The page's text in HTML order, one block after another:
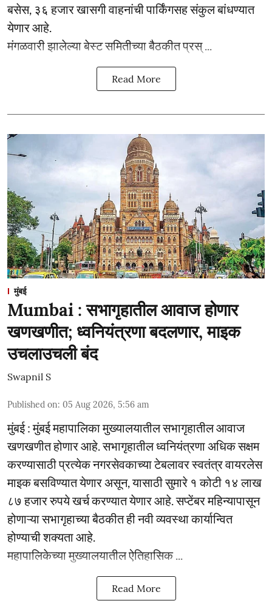
बसेस, ३६ हजार खासगी वाहनांची पार्किंगसह संकुल बांधण्यात
येणार आहे.
मंगळवारी झालेल्या बेस्ट समितीच्या बैठकीत प्रस् ...
Read More
मुंबई
Mumbai : सभागृहातील आवाज होणार
खणखणीत; ध्वनियंत्रणा बदलणार, माइक
उचलाउचली बंद
Swapnil S
Published on: 05 Aug 2026, 5:56 am
मुंबई : मुंबई महापालिका मुख्यालयातील सभागृहातील आवाज
खणखणीत होणार आहे. सभागृहातील ध्वनियंत्रणा अधिक सक्षम
करण्यासाठी प्रत्येक नगरसेवकाच्या टेबलावर स्वतंत्र वायरलेस
माइक बसविण्यात येणार असून, यासाठी सुमारे १ कोटी १४ लाख
८७ हजार रुपये खर्च करण्यात येणार आहे. सप्टेंबर महिन्यापासून
होणाऱ्या सभागृहाच्या बैठकीत ही नवी व्यवस्था कार्यान्वित
होण्याची शक्यता आहे.
महापालिकेच्या मुख्यालयातील ऐतिहासिक ...
Read More